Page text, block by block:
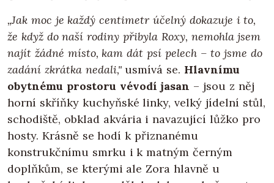
„Jak moc je každý centimetr účelný dokazuje i to,
že když do naší rodiny přibyla Roxy, nemohla jsem
najít žádné místo, kam dát psí pelech – to jsme do
zadání zkrátka nedali,"usmívá se. Hlavnímu
obytnému prostoru vévodí jasan – jsou z něj
horní skříňky kuchyňské linky, velký jídelní stůl,
schodiště, obklad akvária i navazující lůžko pro
hosty. Krásně se hodí k přiznanému
konstrukčnímu smrku i k matným černým
doplňkům, se kterými ale Zora hlavně u